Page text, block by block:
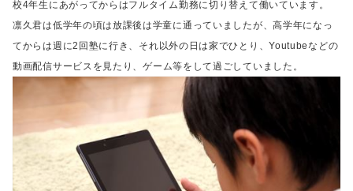
校4年生にあがってからはフルタイム勤務に切り替えて働いています。
凛久君は低学年の頃は放課後は学童に通っていましたが、高学年になっ
てからは週に2回塾に行き、 それ以外の日は家でひとり、Youtubeなどの
動画配信サービスを見たり、ゲーム等をして過ごしていました。